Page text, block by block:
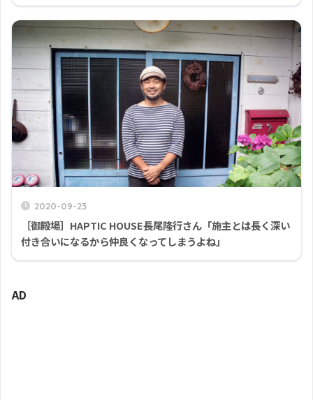
2020-09-23
［御殿場］HAPTIC HOUSE長尾隆行さん「施主とは長く深い
付き合いになるから仲良くなってしまうよね」
AD